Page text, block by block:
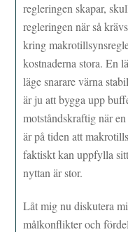
regleringen skapar,
regleringen när så
kring
kostnaderna stora. En
läge snarare värna
är ju att bygga upp
motståndskraftig när
är på tiden att
faktiskt kan uppfylla
nyttan är stor.
Låt mig nu diskutera
målkonflikter och